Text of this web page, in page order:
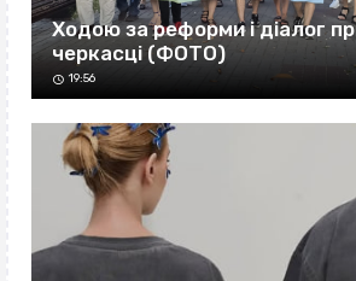
Ходою за реформи і діалог
черкасці (ФОТО)
19:56